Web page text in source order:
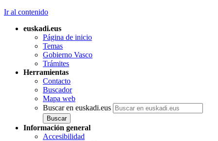
Ir al contenido
euskadi.eus
Página de inicio
Temas
Gobierno Vasco
Trámites
Herramientas
Contacto
Buscador
Mapa web
Buscar en euskadi.eus
Información general
Accesibilidad